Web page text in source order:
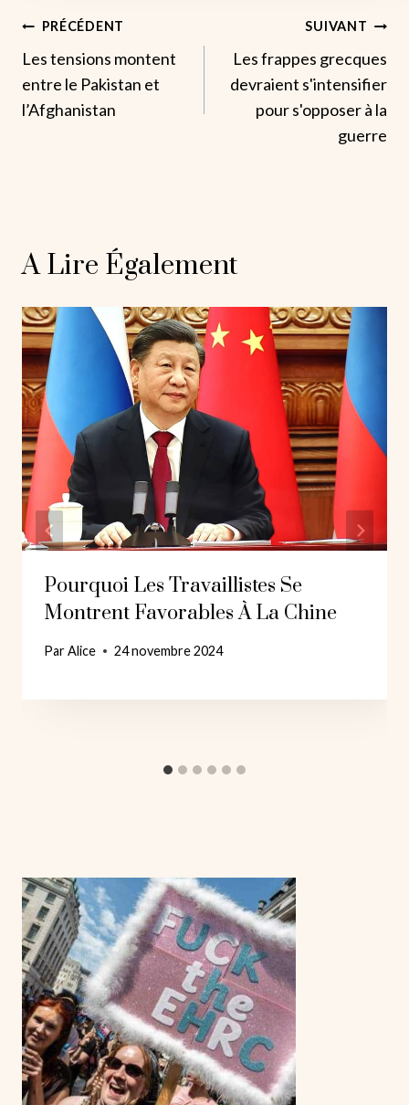
Navigation
De
L’article
PRÉCÉDENT
Les tensions montent
entre le Pakistan et
l’Afghanistan
SUIVANT
Les frappes grecques
devraient s'intensifier
pour s'opposer à la
guerre
A Lire Également
Pourquoi Les Travaillistes Se
Montrent Favorables À La Chine
ParAlice 24 novembre 2024